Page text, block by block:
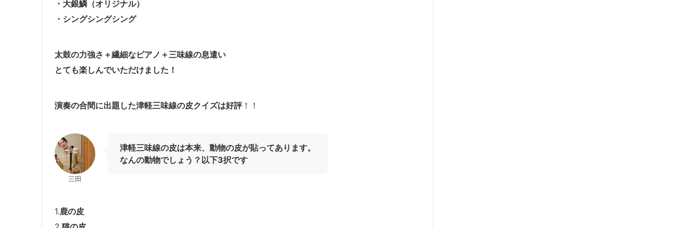
・大銀鱗（オリジナル）
・シングシングシング
太鼓の力強さ＋繊細なピアノ＋三味線の息遣い
とても楽しんでいただけました！
演奏の合間に出題した津軽三味線の皮クイズは好評 ！！
三田
津軽三味線の皮は本来、動物の皮が貼ってあります。
なんの動物でしょう？以下3択です
1.鹿の皮